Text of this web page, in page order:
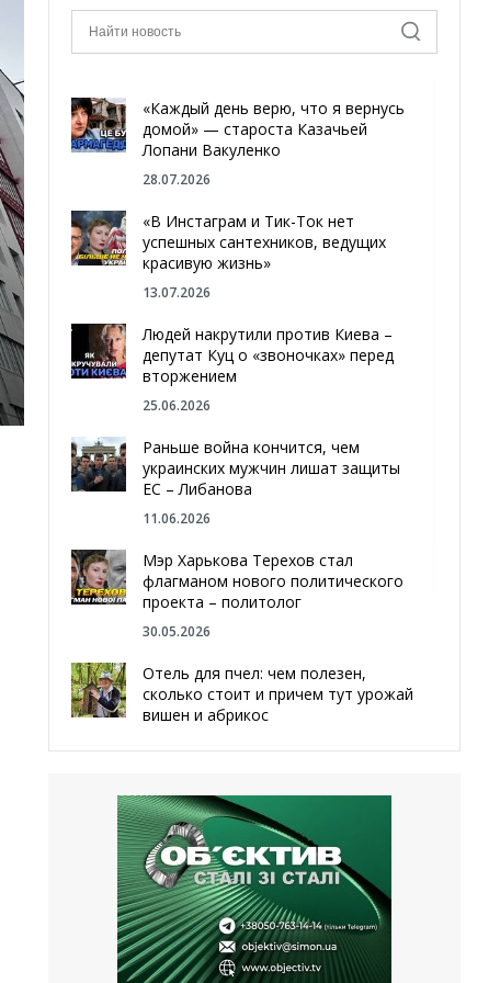
«Каждый день верю, что я вернусь
домой» — староста Казачьей
Лопани Вакуленко
28.07.2026
«В Инстаграм и Тик-Ток нет
успешных сантехников, ведущих
красивую жизнь»
13.07.2026
Людей накрутили против Киева –
депутат Куц о «звоночках» перед
вторжением
25.06.2026
Раньше война кончится, чем
украинских мужчин лишат защиты
ЕС – Либанова
11.06.2026
Мэр Харькова Терехов стал
флагманом нового политического
проекта – политолог
30.05.2026
Отель для пчел: чем полезен,
сколько стоит и причем тут урожай
вишен и абрикос
Чугуева, города, который устоял,
несмотря ни на что
21.05.2026
«ТЦК нарушает закон? Пусть
платят!» Как благодаря штрафу
женщину сняли с учета
15.05.2026